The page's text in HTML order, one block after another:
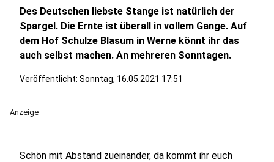
Des Deutschen liebste Stange ist natürlich der
Spargel. Die Ernte ist überall in vollem Gange. Auf
dem Hof Schulze Blasum in Werne könnt ihr das
auch selbst machen. An mehreren Sonntagen.
Veröffentlicht: Sonntag, 16.05.2021 17:51
Anzeige
Schön mit Abstand zueinander, da kommt ihr euch